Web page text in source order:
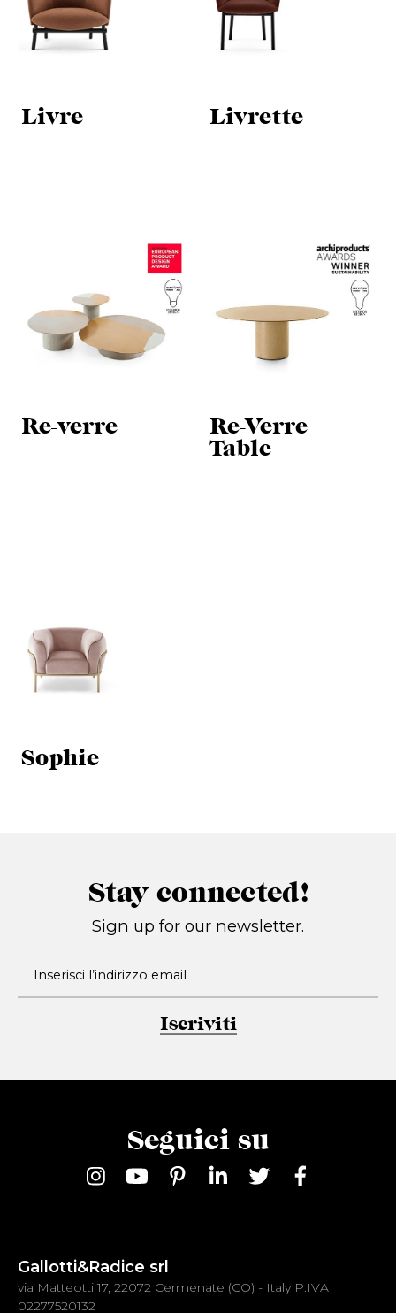
Livre Livrette
Re-verre
Re-Verre
Table
Sophie
Stay connected!
Sign up for our newsletter.
Iscriviti
Seguici su
Gallotti&Radice srl
via Matteotti 17, 22072 Cermenate (CO) - Italy P.IVA
02277520132